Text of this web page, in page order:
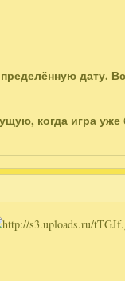
дату.
когда игра уже